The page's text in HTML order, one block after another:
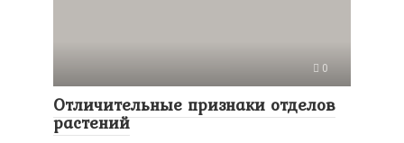
0
Отличительные признаки отделов
растений